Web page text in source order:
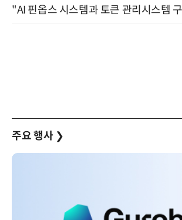
주요 행사 ❯